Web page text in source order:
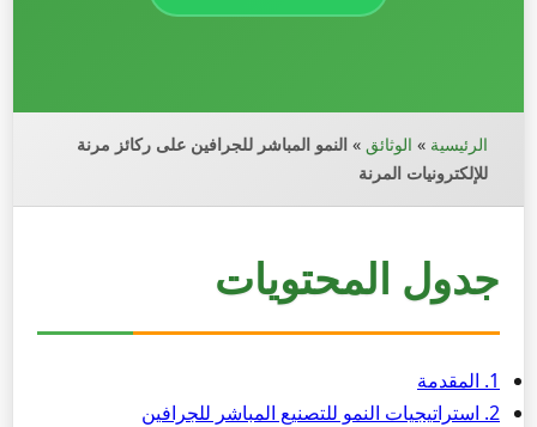
الرئيسية » الوثائق » النمو المباشر للجرافين على ركائز مرنة
للإلكترونيات المرنة
جدول المحتويات
1. المقدمة
2. استراتيجيات النمو للتصنيع المباشر للجرافين